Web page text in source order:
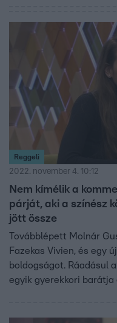
Reggeli
2022. november 4. 10:12
Nem kímélik a
párját, aki a színész
jött össze
Továbblépett Molnár
Fazekas Vivien, és egy
boldogságot. Ráadásul
egyik gyerekkori barátja